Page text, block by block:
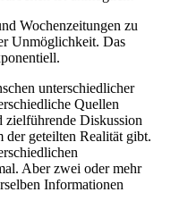
Wochenzeitungen zu
Unmöglichkeit. Das
unterschiedlicher
Quellen
zielführende Diskussion
der geteilten Realität gibt.
Aber zwei oder mehr
Informationen